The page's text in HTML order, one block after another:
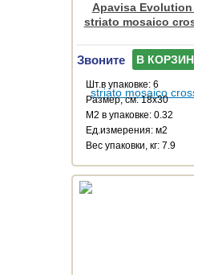
Apavisa Evolution
striato mosaico
Звоните В КОРЗИНУ
Шт.в упаковке: 6
Размер, см: 18x30
М2 в упаковке: 0.32
Ед.измерения: м2
Веc упаковки, кг: 7.9